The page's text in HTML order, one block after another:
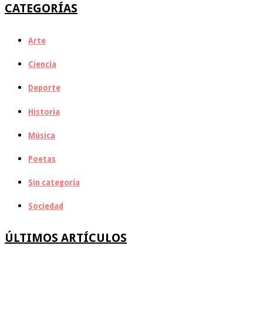
CATEGORÍAS
Arte
Ciencia
Deporte
Historia
Música
Poetas
Sin categoría
Sociedad
ÚLTIMOS ARTÍCULOS